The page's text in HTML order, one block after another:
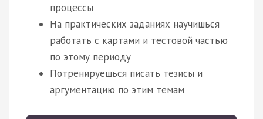
процессы
На практических заданиях научишься
работать с картами и тестовой частью
по этому периоду
Потренируешься писать тезисы и
аргументацию по этим темам